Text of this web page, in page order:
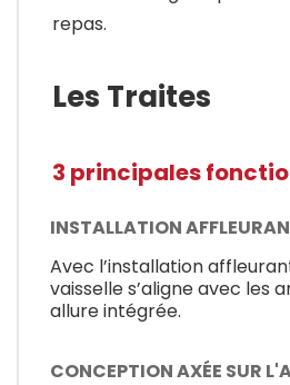
repas.
Les Traites
3 principales
INSTALLATION
Avec l’installation
vaisselle s’aligne avec les
allure intégrée.
CONCEPTION AXÉE SUR